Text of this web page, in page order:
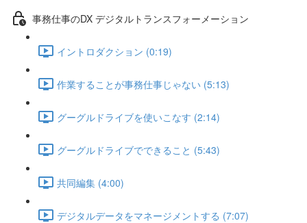
事務仕事のDX デジタルトランスフォーメーション
イントロダクション (0:19)
作業することが事務仕事じゃない (5:13)
グーグルドライブを使いこなす (2:14)
グーグルドライブでできること (5:43)
共同編集 (4:00)
デジタルデータをマネージメントする (7:07)